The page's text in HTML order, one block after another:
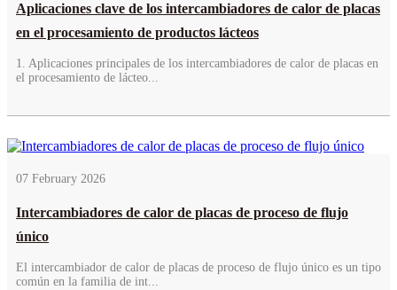
Aplicaciones clave de los intercambiadores de calor de placas
en el procesamiento de productos lácteos
1. Aplicaciones principales de los intercambiadores de calor de placas en
el procesamiento de lácteo...
07 February 2026
Intercambiadores de calor de placas de proceso de flujo
único
El intercambiador de calor de placas de proceso de flujo único es un tipo
común en la familia de int...